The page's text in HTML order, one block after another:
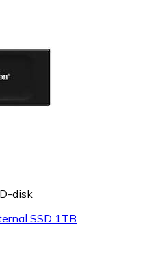
disk
SSD 1TB